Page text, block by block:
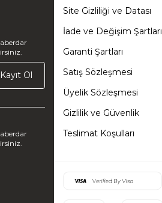
Kayıt Ol
Site Gizliliği ve Datası
İade ve Değişim Şartları
Garanti Şartları
Satış Sözleşmesi
Üyelik Sözleşmesi
Gizlilik ve Güvenlik
Teslimat Koşulları